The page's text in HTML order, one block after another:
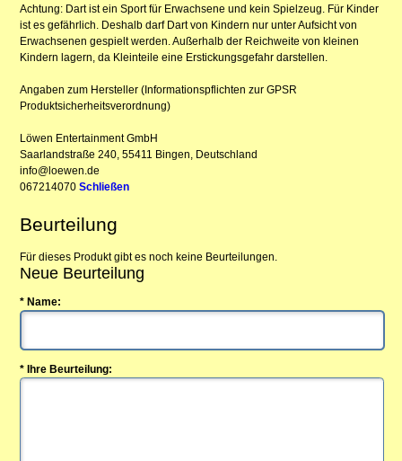
Achtung: Dart ist ein Sport für Erwachsene und kein Spielzeug. Für Kinder
ist es gefährlich. Deshalb darf Dart von Kindern nur unter Aufsicht von
Erwachsenen gespielt werden. Außerhalb der Reichweite von kleinen
Kindern lagern, da Kleinteile eine Erstickungsgefahr darstellen.
Angaben zum Hersteller (Informationspflichten zur GPSR
Produktsicherheitsverordnung)
Löwen Entertainment GmbH
Saarlandstraße 240, 55411 Bingen, Deutschland
info@loewen.de
067214070Schließen
Beurteilung
Für dieses Produkt gibt es noch keine Beurteilungen.
Neue Beurteilung
* Name:
* Ihre Beurteilung: